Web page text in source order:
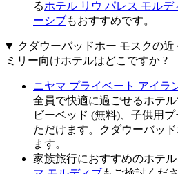
るホテル リウ パレス モル
ーシブもおすすめです。
クダウーバッドホー モスクの
ミリー向けホテルはどこですか ?
ニヤマ プライベート アイラ
全員で快適に過ごせるホテ
ビーベッド (無料)、子供用
ただけます。クダウーバッ
ます。
家族旅行におすすめのホテル